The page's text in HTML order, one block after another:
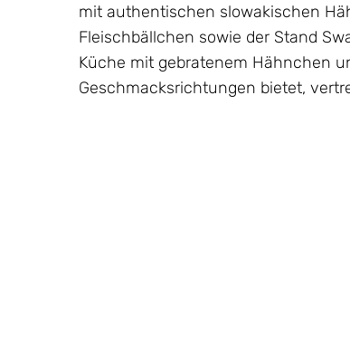
mit authentischen slowakischen
Fleischbällchen sowie der Stand
Küche mit gebratenem Hähnchen
Geschmacksrichtungen bietet,